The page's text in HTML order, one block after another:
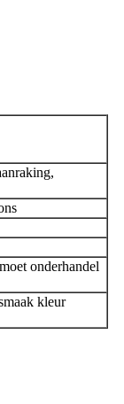
onderhandel
kleur